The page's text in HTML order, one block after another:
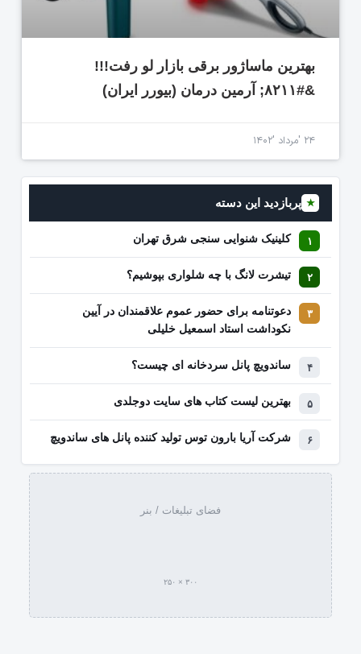
بهترین ماساژور برقی بازار لو رفت!!!
&#۸۲۱۱; آرمین درمان (بیورر ایران)
۲۴ 'مرداد '۱۴۰۲
★ پربازدید این دسته
کلینیک شنوایی سنجی شرق تهران
تیشرت لانگ با چه شلواری بپوشیم؟
دعوتنامه برای حضور عموم علاقمندان در آیین
نکوداشت استاد اسمعیل خلیلی
ساندویچ پانل سردخانه ای چیست؟
بهترین لیست کتاب‌ های سایت دوجلدی
شرکت آریا بارون توس تولید کننده پانل های ساندویچ
فضای تبلیغات / بنر
۳۰۰ × ۲۵۰